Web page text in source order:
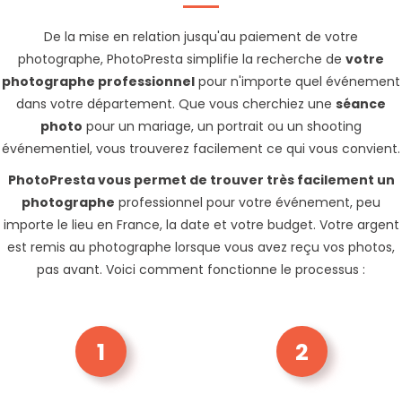
De la mise en relation jusqu'au paiement de votre
photographe, PhotoPresta simplifie la recherche de votre
photographe professionnel pour n'importe quel événement
dans votre département. Que vous cherchiez une séance
photo pour un mariage, un portrait ou un shooting
événementiel, vous trouverez facilement ce qui vous convient.
PhotoPresta vous permet de trouver très facilement un
photographe professionnel pour votre événement, peu
importe le lieu en France, la date et votre budget. Votre argent
est remis au photographe lorsque vous avez reçu vos photos,
pas avant. Voici comment fonctionne le processus :
1 2